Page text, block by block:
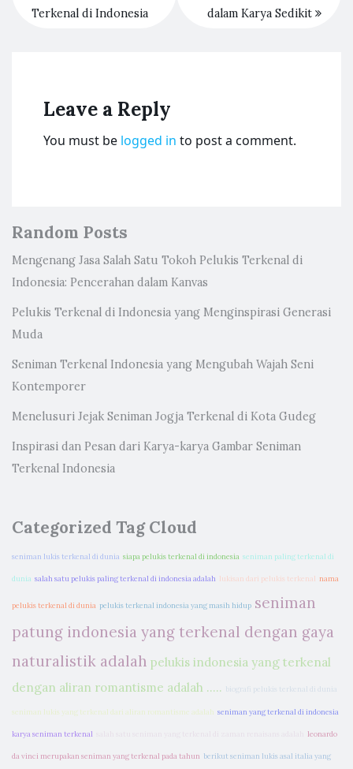
Terkenal di Indonesia
dalam Karya Sedikit
Leave a Reply
You must be logged in to post a comment.
Random Posts
Mengenang Jasa Salah Satu Tokoh Pelukis Terkenal di
Indonesia: Pencerahan dalam Kanvas
Pelukis Terkenal di Indonesia yang Menginspirasi Generasi
Muda
Seniman Terkenal Indonesia yang Mengubah Wajah Seni
Kontemporer
Menelusuri Jejak Seniman Jogja Terkenal di Kota Gudeg
Inspirasi dan Pesan dari Karya-karya Gambar Seniman
Terkenal Indonesia
Categorized Tag Cloud
seniman lukis terkenal di dunia siapa pelukis terkenal di indonesia seniman paling terkenal di
dunia salah satu pelukis paling terkenal di indonesia adalah lukisan dari pelukis terkenal nama
pelukis terkenal di dunia pelukis terkenal indonesia yang masih hidup seniman
patung indonesia yang terkenal dengan gaya
naturalistik adalah pelukis indonesia yang terkenal
dengan aliran romantisme adalah .....
biografi pelukis terkenal di dunia
seniman lukis yang terkenal dari aliran romantisme adalah seniman yang terkenal di indonesia
karya seniman terkenal leonardo
da vinci merupakan seniman yang terkenal pada tahun berikut seniman lukis asal italia yang